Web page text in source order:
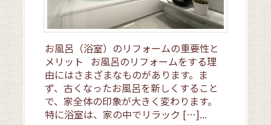
お風呂（浴室）のリフォームの重要性と
メリット お風呂のリフォームをする理
由にはさまざまなものがあります。ま
ず、古くなったお風呂を新しくすること
で、家全体の印象が大きく変わります。
特に浴室は、家の中でリラック […]...